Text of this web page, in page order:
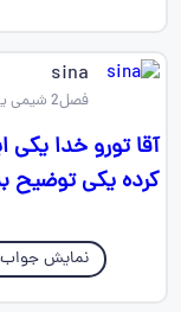
sina
فصل2 شیمی یازدهم
آقا تورو خدا یکی
کرده یکی توضیح
نمایش جواب